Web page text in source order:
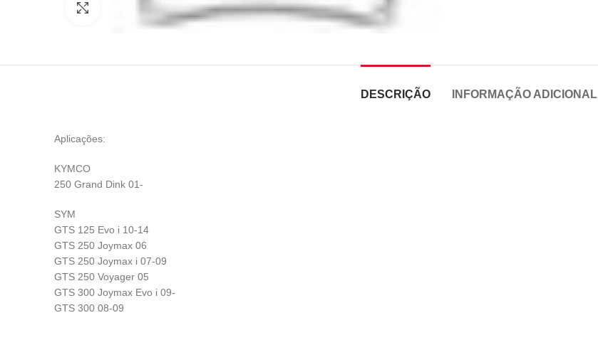
Click to enlarge
DESCRIÇÃO INFORMAÇÃO ADICIONAL
Aplicações:
KYMCO
250 Grand Dink 01-
SYM
GTS 125 Evo i 10-14
GTS 250 Joymax 06
GTS 250 Joymax i 07-09
GTS 250 Voyager 05
GTS 300 Joymax Evo i 09-
GTS 300 08-09